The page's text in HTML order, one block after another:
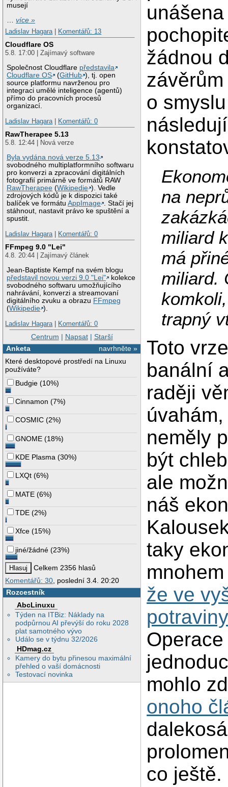
musejí
…více »
Ladislav Hagara | Komentářů: 13
Cloudflare OS
5.8. 17:00 | Zajímavý software
Společnost Cloudflare představila
Cloudflare OS
(GitHub ), tj. open
source platformu navrženou pro
integraci umělé inteligence (agentů)
přímo do pracovních procesů
organizací.
Ladislav Hagara | Komentářů: 0
RawTherapee 5.13
5.8. 12:44 | Nová verze
Byla vydána nová verze 5.13
svobodného multiplatformního softwaru
pro konverzi a zpracování digitálních
fotografií primárně ve formátů RAW
RawTherapee (Wikipedie ). Vedle
zdrojových kódů je k dispozici také
balíček ve formátuAppImage
. Stačí jej
stáhnout, nastavit právo ke spuštění a
spustit.
Ladislav Hagara | Komentářů: 0
FFmpeg 9.0 "Lei"
4.8. 20:44 | Zajímavý článek
Jean-Baptiste Kempf na svém blogu
představil novou verzi 9.0 "Lei"
kolekce
svobodného softwaru umožňujícího
nahrávání, konverzi a streamovaní
digitálního zvuku a obrazu FFmpeg
(Wikipedie ).
Ladislav Hagara | Komentářů: 0
Centrum | Napsat| Starší
navrhněte »
Anketa
Které desktopové prostředí na Linuxu
používáte?
Budgie (10%)
Cinnamon (7%)
COSMIC (2%)
GNOME (18%)
KDE Plasma (30%)
LXQt (6%)
MATE (6%)
TDE (2%)
Xfce (15%)
jiné/žádné (23%)
Celkem 2356 hlasů
Komentářů: 30, poslední 3.4. 20:20
Rozcestník
AbcLinuxu
Týden na ITBiz: Náklady na
podpůrnou AI převýší do roku 2028
plat samotného vývo
Událo se v týdnu 32/2026
HDmag.cz
Kamery do bytu přinesou maximální
přehled o vaší domácnosti
Testovací novinka
žádnou
o
na
miliard
má
miliard.
trapný
Toto
banální
raději
neměly
být
ale
náš
taky
že ve
mohlo
onoho
co ještě.